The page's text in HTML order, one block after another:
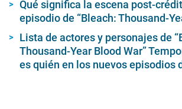
s
,
2
s
e
o
Qué significa la escena post-
episodio de “Bleach: Thousand-
Lista de actores y personajes de
Thousand-Year Blood War”
es quién en los nuevos episodios